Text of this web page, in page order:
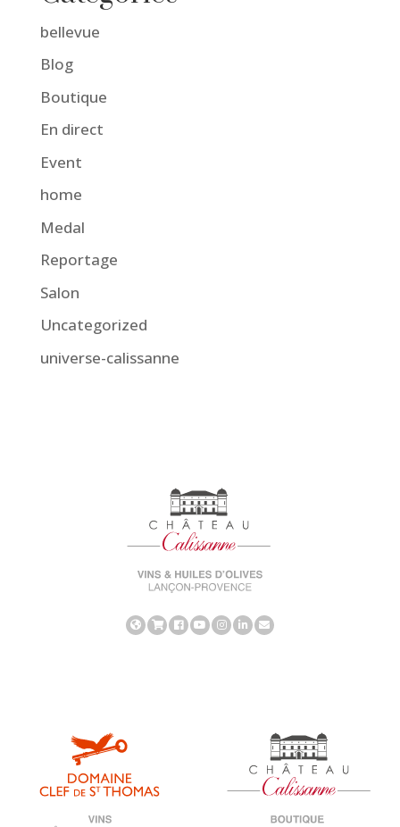
bellevue
Blog
Boutique
En direct
Event
home
Medal
Reportage
Salon
Uncategorized
universe-calissanne